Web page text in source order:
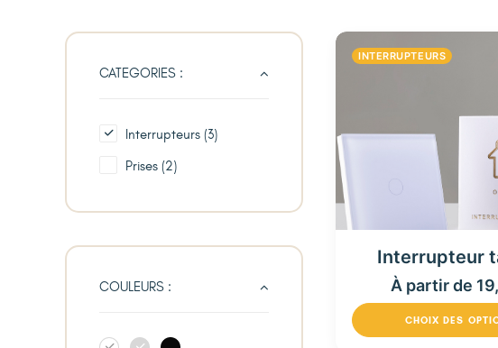
CATEGORIES :
Interrupteurs (3)
Prises (2)
COULEURS :
INTERRUPTEURS
Interrupteur
À partir de
CHOIX DES